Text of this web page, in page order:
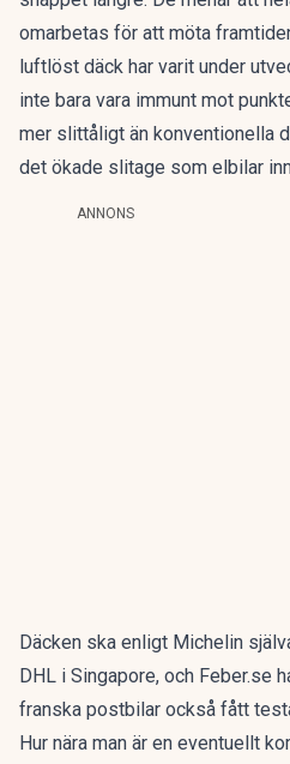
omarbetas för att möta
luftlöst däck har varit under
inte bara vara immunt mot
mer slittåligt än konventionella
det ökade slitage som elbilar
ANNONS
Däcken ska enligt Michelin
DHL i Singapore, och Feber.se
franska postbilar också fått
Hur nära man är en eventuellt